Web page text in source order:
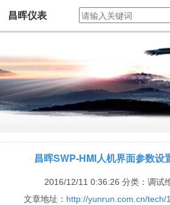
昌晖仪表
昌晖SWP-HMI人机界面参数设
2016/12/11 0:36:26 分类：调试
文章地址： http://yunrun.com.cn/tech/